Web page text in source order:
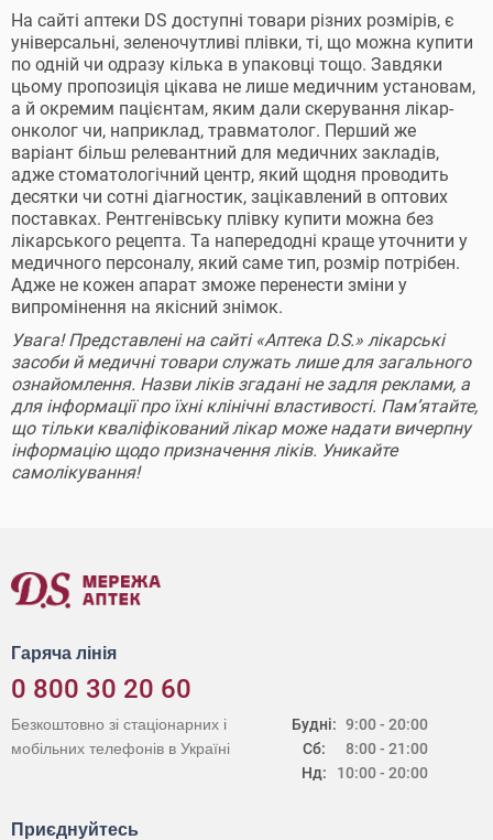
На сайті аптеки DS доступні товари різних розмірів, є
універсальні, зеленочутливі плівки, ті, що можна купити
по одній чи одразу кілька в упаковці тощо. Завдяки
цьому пропозиція цікава не лише медичним установам,
а й окремим пацієнтам, яким дали скерування лікар-
онколог чи, наприклад, травматолог. Перший же
варіант більш релевантний для медичних закладів,
адже стоматологічний центр, який щодня проводить
десятки чи сотні діагностик, зацікавлений в оптових
поставках. Рентгенівську плівку купити можна без
лікарського рецепта. Та напередодні краще уточнити у
медичного персоналу, який саме тип, розмір потрібен.
Адже не кожен апарат зможе перенести зміни у
випромінення на якісний знімок.
Увага! Представлені на сайті «Аптека D.S.» лікарські
засоби й медичні товари служать лише для загального
ознайомлення. Назви ліків згадані не задля реклами, а
для інформації про їхні клінічні властивості. Пам’ятайте,
що тільки кваліфікований лікар може надати вичерпну
інформацію щодо призначення ліків. Уникайте
самолікування!
Гаряча лінія
0 800 30 20 60
Будні:
Сб:
Нд:
9:00 - 20:00
8:00 - 21:00
10:00 - 20:00
Безкоштовно зі стаціонарних і
мобільних телефонів в Україні
Приєднуйтесь